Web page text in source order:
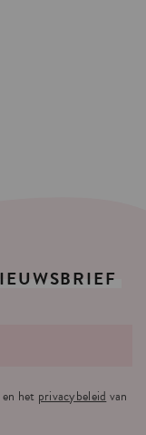
en het privacybeleid van